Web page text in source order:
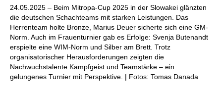
24.05.2025 – Beim Mitropa-Cup 2025 in der Slowakei glänzten
die deutschen Schachteams mit starken Leistungen. Das
Herrenteam holte Bronze, Marius Deuer sicherte sich eine GM-
Norm. Auch im Frauenturnier gab es Erfolge: Svenja Butenandt
erspielte eine WIM-Norm und Silber am Brett. Trotz
organisatorischer Herausforderungen zeigten die
Nachwuchstalente Kampfgeist und Teamstärke – ein
gelungenes Turnier mit Perspektive. | Fotos: Tomas Danada